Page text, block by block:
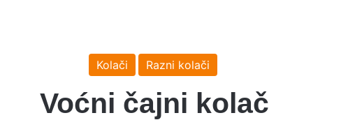
Kolači Razni kolači
Voćni čajni kolač